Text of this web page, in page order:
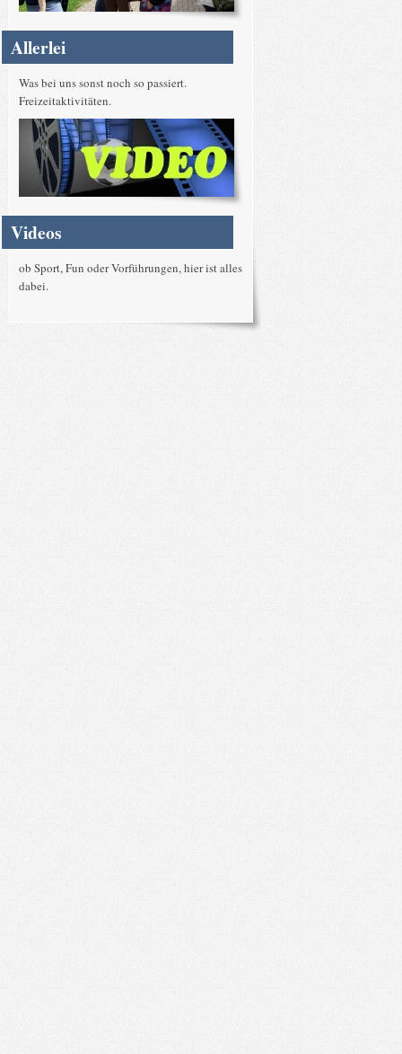
Allerlei
Was bei uns sonst noch so passiert.
Freizeitaktivitäten.
Videos
ob Sport, Fun oder Vorführungen, hier ist alles
dabei.